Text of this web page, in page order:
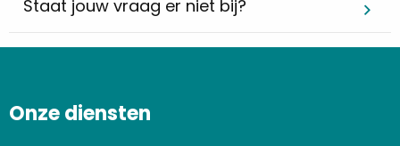
Staat jouw vraag er niet bij?
Onze diensten